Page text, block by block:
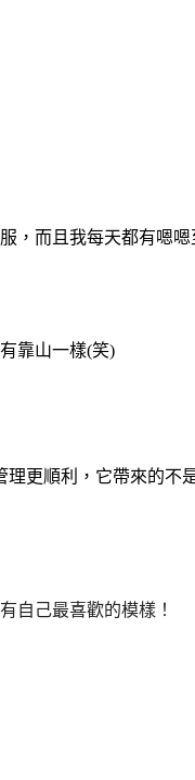
，而且我每天都有嗯嗯
靠山一樣(笑)
更順利，它帶來的
自己最喜歡的模樣！